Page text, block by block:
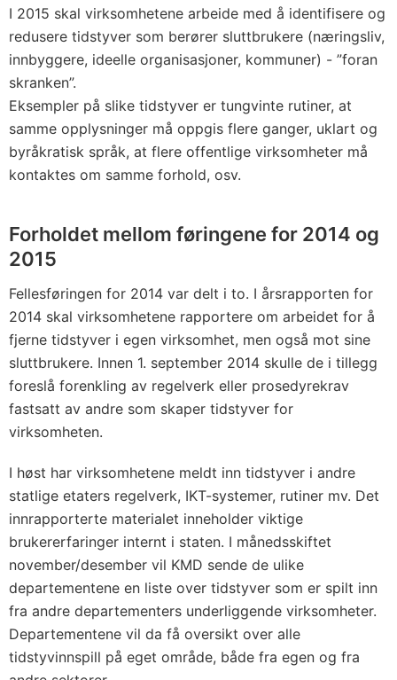
I 2015 skal virksomhetene arbeide med å identifisere og
redusere tidstyver som berører sluttbrukere (næringsliv,
innbyggere, ideelle organisasjoner, kommuner) - ”foran
skranken”.
Eksempler på slike tidstyver er tungvinte rutiner, at
samme opplysninger må oppgis flere ganger, uklart og
byråkratisk språk, at flere offentlige virksomheter må
kontaktes om samme forhold, osv.
Forholdet mellom føringene for 2014 og
2015
Fellesføringen for 2014 var delt i to. I årsrapporten for
2014 skal virksomhetene rapportere om arbeidet for å
fjerne tidstyver i egen virksomhet, men også mot sine
sluttbrukere. Innen 1. september 2014 skulle de i tillegg
foreslå forenkling av regelverk eller prosedyrekrav
fastsatt av andre som skaper tidstyver for
virksomheten.
I høst har virksomhetene meldt inn tidstyver i andre
statlige etaters regelverk, IKT-systemer, rutiner mv. Det
innrapporterte materialet inneholder viktige
brukererfaringer internt i staten. I månedsskiftet
november/desember vil KMD sende de ulike
departementene en liste over tidstyver som er spilt inn
fra andre departementers underliggende virksomheter.
Departementene vil da få oversikt over alle
tidstyvinnspill på eget område, både fra egen og fra